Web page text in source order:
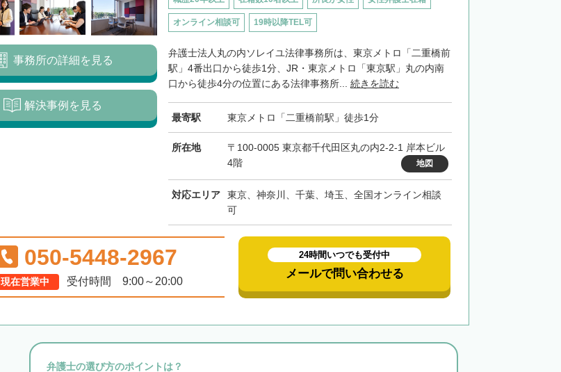
オンライン相談可 19時以降TEL可
弁護士法人丸の内ソレイユ法律事務所は、東京メトロ「二重橋前
駅」4番出口から徒歩1分、JR・東京メトロ「東京駅」丸の内南
口から徒歩4分の位置にある法律事務所... 続きを読む
最寄駅 東京メトロ「二重橋前駅」徒歩1分
所在地
〒100-0005 東京都千代田区丸の内2-2-1 岸本ビル
4階
地図
対応エリア
東京、神奈川、千葉、埼玉、全国オンライン相談
可
事務所の詳細を見る
解決事例を見る
050-5448-2967
現在営業中 受付時間 9:00～20:00
24時間いつでも受付中
メールで問い合わせる
弁護士の選び方のポイントは？